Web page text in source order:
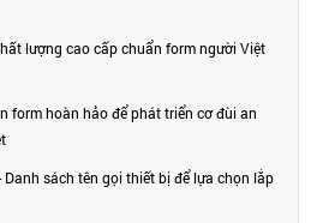
lượng cao cấp chuẩn form người Việt
form hoàn hảo để phát triển cơ đùi an
sách tên gọi thiết bị để lựa chọn lắp